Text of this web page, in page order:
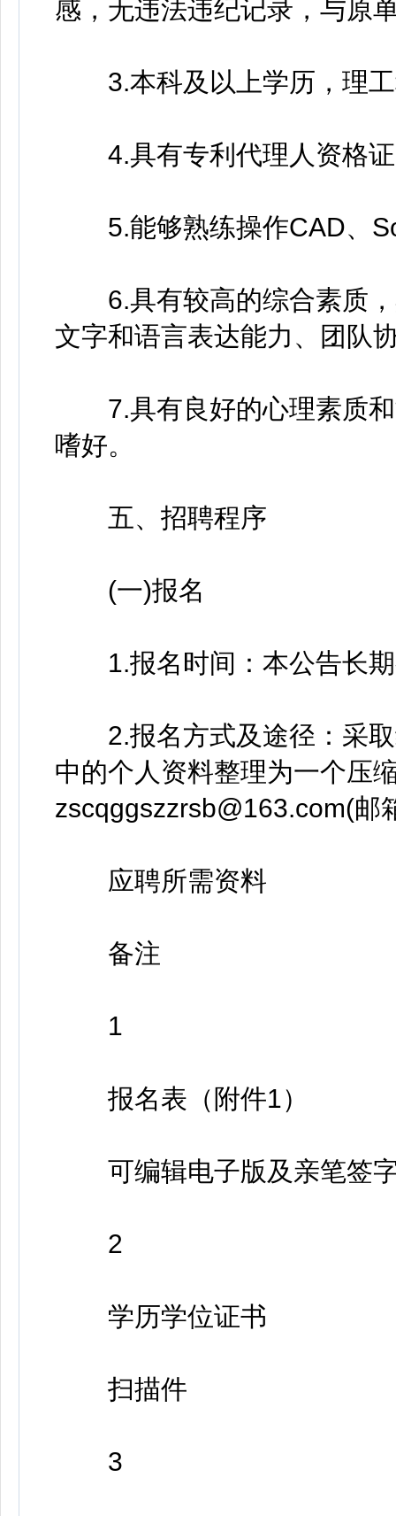
感，无违法违纪记录，与原
3.本科及以上学历，理工
4.具有专利代理人资格
5.能够熟练操作CAD、
6.具有较高的综合素质，
文字和语言表达能力、团队
7.具有良好的心理素质和
嗜好。
五、招聘程序
(一)报名
1.报名时间：本公告长期
2.报名方式及途径：采取
中的个人资料整理为一个压
zscqggszzrsb@163.com(邮
应聘所需资料
备注
1
报名表（附件1）
可编辑电子版及亲笔签
2
学历学位证书
扫描件
3